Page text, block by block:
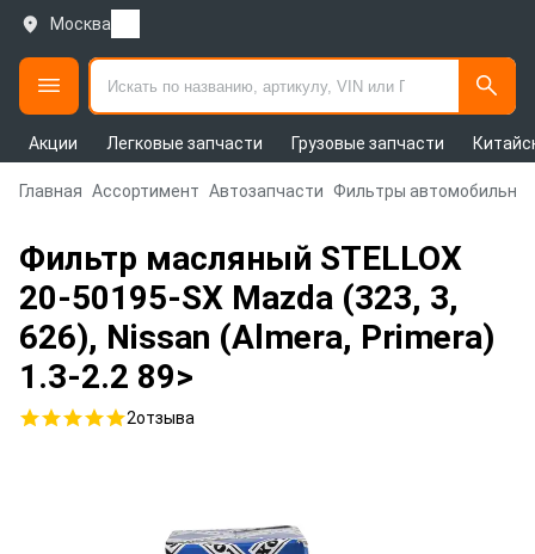
Москва
Акции Легковые запчасти Грузовые запчасти
Главная Ассортимент Автозапчасти Фильтры
Фильтр масляный STELLOX
20-50195-SX Mazda (323, 3,
626), Nissan (Almera, Primera)
1.3-2.2 89>
2отзыва